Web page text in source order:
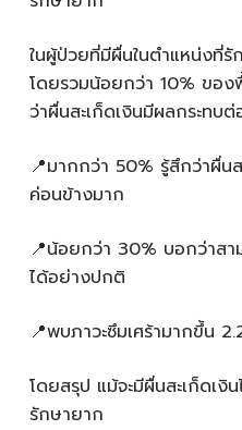
ในผู้ป่วยที่มีผื่นในตำแหน่งที่รั
โดยรวมน้อยกว่า 10% ขอ
ว่าผื่นสะเก็ดเงินมีผลกระทบต่
📍มากกว่า 50% รู้สึกว่าผื่
ค่อนข้างมาก
📍น้อยกว่า 30% บอกว่าส
ได้อย่างปกติ
📍พบภาวะซึมเศร้ามากขึ้น
โดยสรุป แม้จะมีผื่นสะเก็ดเ
รักษายาก